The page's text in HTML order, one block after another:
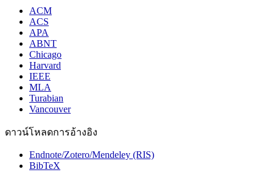
ACM
ACS
APA
ABNT
Chicago
Harvard
IEEE
MLA
Turabian
Vancouver
ดาวน์โหลดการอ้างอิง
Endnote/Zotero/Mendeley (RIS)
BibTeX